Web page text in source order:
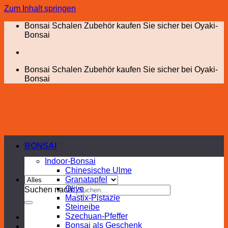
Zum Inhalt springen
Bonsai Schalen Zubehör kaufen Sie sicher bei Oyaki-
Bonsai
Bonsai Schalen Zubehör kaufen Sie sicher bei Oyaki-
Bonsai
Suchen nach:
BONSAI
Indoor-Bonsai
Chinesische Ulme
Granatapfel
Olive
Mastix-Pistazie
Steineibe
Szechuan-Pfeffer
Bonsai als Geschenk